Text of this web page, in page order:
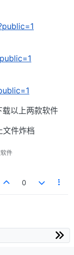
以上两款软件
文件炸档
件
0